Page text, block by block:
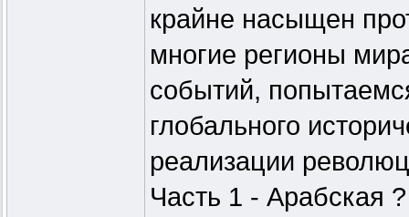
крайне насыщен
многие регионы
событий,
глобального
реализации
Часть 1 - Арабская